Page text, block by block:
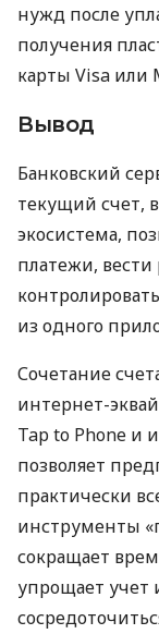
нужд после
получения
карты Visa или
Вывод
Банковский
текущий счет,
экосистема,
платежи, вести
из одного
Сочетание
интернет-
Tap to Phone и
позволяет
практически
инструменты
сокращает
упрощает учет